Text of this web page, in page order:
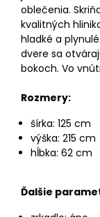
oblečenia.
kvalitných
hladké a
dvere sa
bokoch. Vo
Rozmery:
šírka: 125 cm
výška: 215 cm
hĺbka: 62 cm
Ďalšie